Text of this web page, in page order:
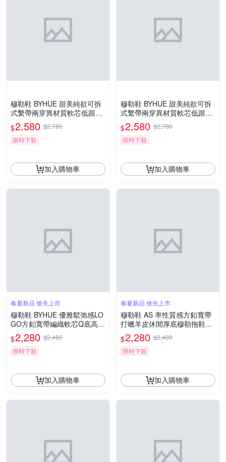
穆勒鞋 BYHUE 甜美純欲可拆
式繫帶兩穿異材質軟芯低跟穆
勒拖鞋－綠
$2,580 $2,780
限時下殺
加入購物車
穆勒鞋 BYHUE 甜美純欲可拆
式繫帶兩穿異材質軟芯低跟穆
勒拖鞋－黑
$2,580 $2,780
限時下殺
加入購物車
春夏新品 搶先上市
穆勒鞋 BYHUE 優雅鬆弛感LO
GO方釦寬帶編織軟芯Q底高跟
穆勒拖鞋－米白
$2,280 $2,480
限時下殺
加入購物車
春夏新品 搶先上市
穆勒鞋 AS 率性質感方釦寬帶
打蠟羊皮休閒厚底穆勒拖鞋－
米白
$2,280 $2,480
限時下殺
加入購物車